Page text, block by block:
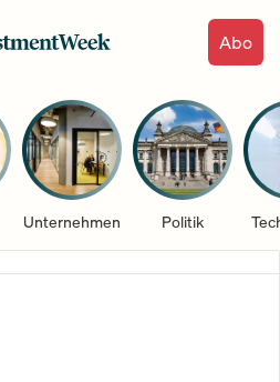
Abo
Unternehmen Politik